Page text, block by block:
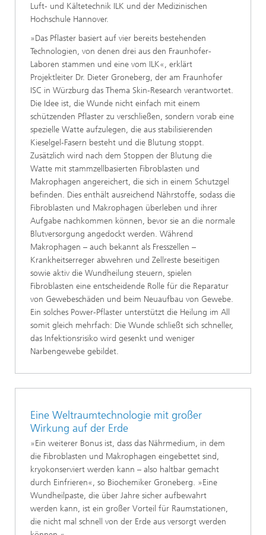
Luft- und Kältetechnik ILK und der Medizinischen
Hochschule Hannover.
»Das Pflaster basiert auf vier bereits bestehenden
Technologien, von denen drei aus den Fraunhofer-
Laboren stammen und eine vom ILK«, erklärt
Projektleiter Dr. Dieter Groneberg, der am Fraunhofer
ISC in Würzburg das Thema Skin-Research verantwortet.
Die Idee ist, die Wunde nicht einfach mit einem
schützenden Pflaster zu verschließen, sondern vorab eine
spezielle Watte aufzulegen, die aus stabilisierenden
Kieselgel-Fasern besteht und die Blutung stoppt.
Zusätzlich wird nach dem Stoppen der Blutung die
Watte mit stammzellbasierten Fibroblasten und
Makrophagen angereichert, die sich in einem Schutzgel
befinden. Dies enthält ausreichend Nährstoffe, sodass die
Fibroblasten und Makrophagen überleben und ihrer
Aufgabe nachkommen können, bevor sie an die normale
Blutversorgung angedockt werden. Während
Makrophagen – auch bekannt als Fresszellen –
Krankheitserreger abwehren und Zellreste beseitigen
sowie aktiv die Wundheilung steuern, spielen
Fibroblasten eine entscheidende Rolle für die Reparatur
von Gewebeschäden und beim Neuaufbau von Gewebe.
Ein solches Power-Pflaster unterstützt die Heilung im All
somit gleich mehrfach: Die Wunde schließt sich schneller,
das Infektionsrisiko wird gesenkt und weniger
Narbengewebe gebildet.
Eine Weltraumtechnologie mit großer
Wirkung auf der Erde
»Ein weiterer Bonus ist, dass das Nährmedium, in dem
die Fibroblasten und Makrophagen eingebettet sind,
kryokonserviert werden kann – also haltbar gemacht
durch Einfrieren«, so Biochemiker Groneberg. »Eine
Wundheilpaste, die über Jahre sicher aufbewahrt
werden kann, ist ein großer Vorteil für Raumstationen,
die nicht mal schnell von der Erde aus versorgt werden